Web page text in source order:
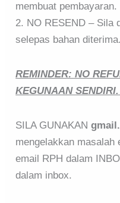
membuat pembayaran.
2. NO RESEND – Sila
selepas bahan diterima.
REMINDER: NO
KEGUNAAN
SILA GUNAKAN
mengelakkan
email RPH dalam
dalam inbox.